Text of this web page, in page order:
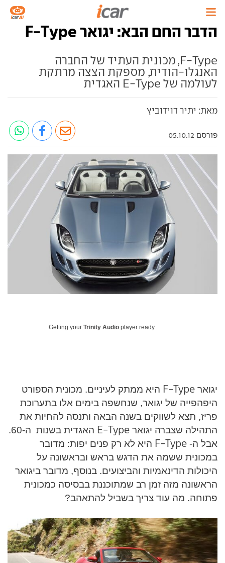
הדבר החם הבא: יגואר F-Type
F-Type, מכונית העתיד של החברה
האנגלו-הודית, מספקת הצצה מרתקת
לעולמה של E-Type האגדית
מאת: יתיר דוידוביץ
פורסם 05.10.12
Getting your Trinity Audio player ready...
יגואר F-Type היא ממתק לעיניים. מכונית הספורט
היפהפייה של יגואר, שנחשפה בימים אלו בתערוכת
פריז, תצא לשווקים בשנה הבאה ותנסה להחיות את
התהילה שצברה יגואר E-Type האגדית בשנות
ה-60.
אבל ה- F-Type היא לא רק פנים יפות: מדובר
במכונית ששמה את הדגש בראש ובראשונה על
היכולות הדינאמיות והביצועים. בנוסף, מדובר ביגואר
הראשונה מזה זמן רב שמתוכננת בבסיסה כמכונית
פתוחה. מה עוד צריך בשביל להתאהב?